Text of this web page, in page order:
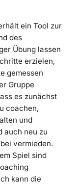
ein Tool zur
des
Übung lassen
erzielen,
gemessen
Gruppe
es zunächst
coachen,
und
auch neu zu
vermieden.
Spiel sind
kann die